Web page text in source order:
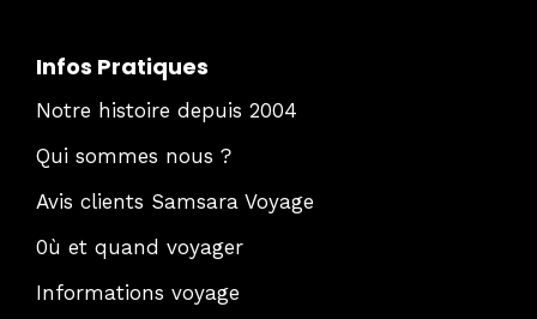
Infos Pratiques
Notre histoire depuis 2004
Qui sommes nous ?
Avis clients Samsara Voyage
0ù et quand voyager
Informations voyage